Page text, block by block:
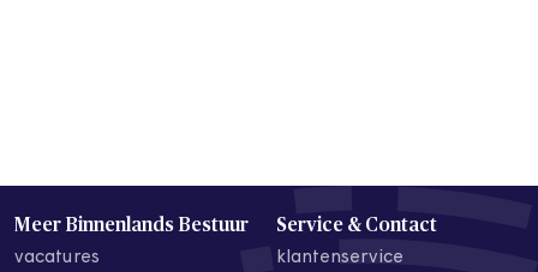
Meer Binnenlands Bestuur
vacatures
Service & Contact
klantenservice